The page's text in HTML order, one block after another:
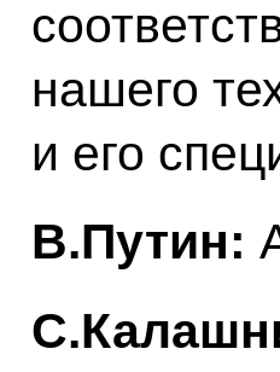
нашего
и его
В.Путин: